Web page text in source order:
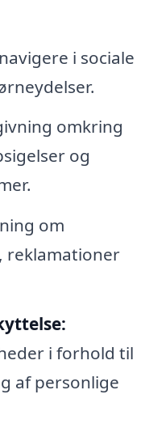
i sociale
omkring
og
om
reklamationer
i forhold til
af personlige